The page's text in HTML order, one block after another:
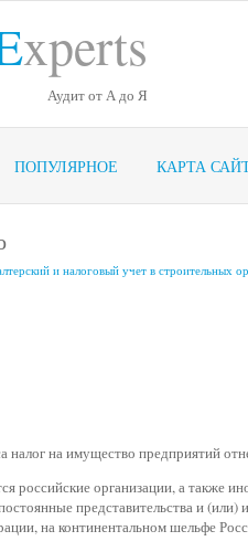
xperts
Аудит от А до Я
ПОПУЛЯРНОЕ КАРТА
и налоговый учет в строительных
налог на имущество предприятий
российские организации, а также
представительства и
на континентальном шельфе